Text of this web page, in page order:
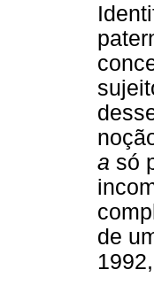
a só
de